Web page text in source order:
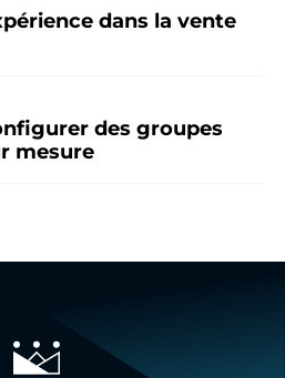
dans la vente
des groupes
mesure